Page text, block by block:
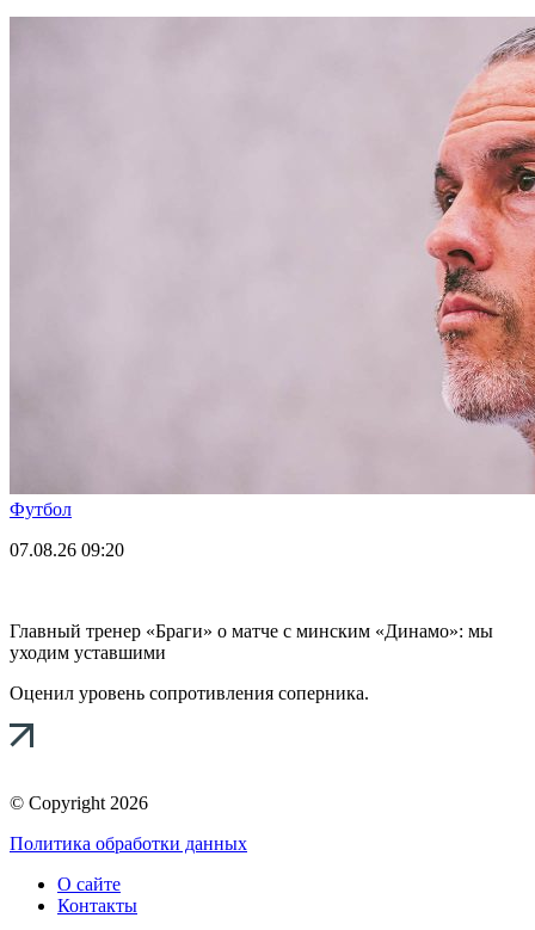
Футбол
07.08.26 09:20
Главный тренер «Браги» о матче с минским «Динамо»: мы
уходим уставшими
Оценил уровень сопротивления соперника.
© Copyright 2026
Политика обработки данных
О сайте
Контакты